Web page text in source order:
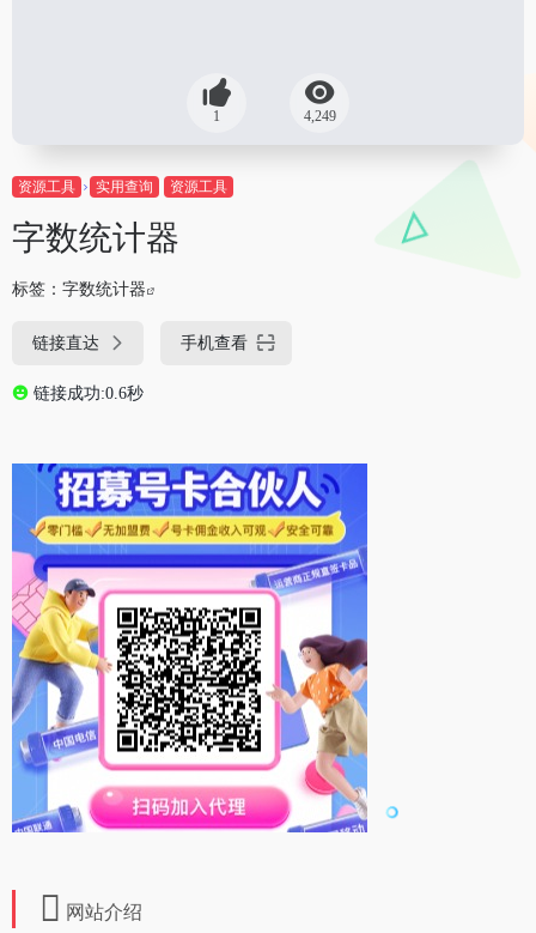
1 4,249
资源工具 实用查询 资源工具
字数统计器
标签： 字数统计器
链接直达 手机查看
链接成功:0.6秒
网站介绍